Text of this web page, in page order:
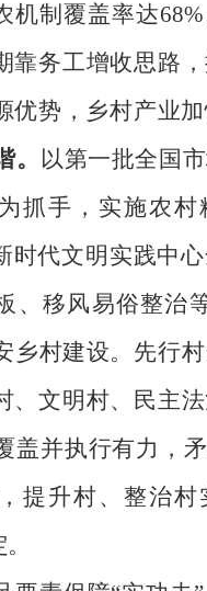
机制覆盖率达68%
靠务工增收思路
优势，乡村产业
。
以第一批全国
抓手，实施农村
时代文明实践中
、移风易俗整治
乡村建设。 先行
、文明村、民主
盖并执行有力，
提升村、整治村